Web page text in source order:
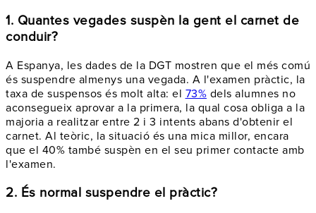
1. Quantes vegades suspèn la gent el carnet de
conduir?
A Espanya, les dades de la DGT mostren que el més comú
és suspendre almenys una vegada. A l'examen pràctic, la
taxa de suspensos és molt alta: el 73% dels alumnes no
aconsegueix aprovar a la primera, la qual cosa obliga a la
majoria a realitzar entre 2 i 3 intents abans d'obtenir el
carnet. Al teòric, la situació és una mica millor, encara
que el 40% també suspèn en el seu primer contacte amb
l'examen.
2. És normal suspendre el pràctic?